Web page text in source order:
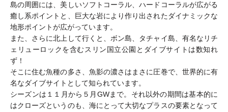
島の周囲には、美しいソフトコーラル、ハードコーラルが広がる
癒し系ポイントと、巨大な岩により作り出されたダイナミックな
地形ポイントが広がっています。
また、さらに北上して行くと、ボン島、タチャイ島、有名なリチ
ェリューロックを含むスリン国立公園とダイブサイトは数知れ
ず！
そこに住む魚種の多さ、魚影の濃さはまさに圧巻で、世界的に有
名なダイブサイトとして知られています。
シーズンは１１月から５月GWまで。それ以外の期間は基本的に
はクローズというのも、海にとって大切なプラスの要素となって